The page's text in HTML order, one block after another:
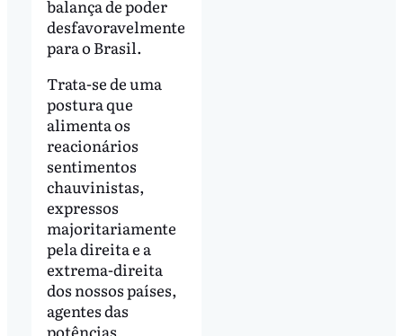
balança de poder
desfavoravelmente
para o Brasil.
Trata-se de uma
postura que
alimenta os
reacionários
sentimentos
chauvinistas,
expressos
majoritariamente
pela direita e a
extrema-direita
dos nossos países,
agentes das
potências